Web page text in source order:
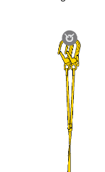
noch